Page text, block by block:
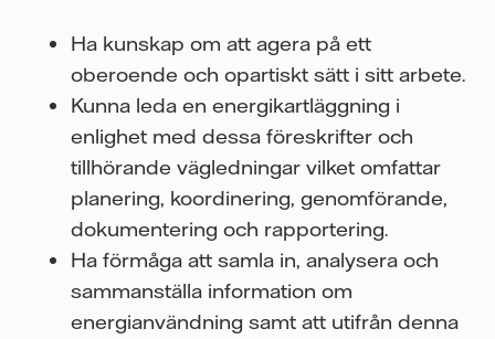
Ha kunskap om att agera på ett
oberoende och opartiskt sätt i sitt arbete.
Kunna leda en energikartläggning i
enlighet med dessa föreskrifter och
tillhörande vägledningar vilket omfattar
planering, koordinering, genomförande,
dokumentering och rapportering.
Ha förmåga att samla in, analysera och
sammanställa information om
energianvändning samt att utifrån denna